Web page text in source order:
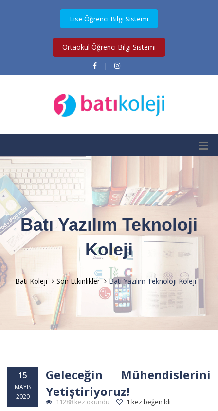
Lise Öğrenci Bilgi Sistemi
Ortaokul Öğrenci Bilgi Sistemi
|
Batı Yazılım Teknoloji
Koleji
Batı Koleji Son Etkinlikler Batı Yazılım Teknoloji Koleji
15
MAYIS
2020
Geleceğin Mühendislerini
Yetiştiriyoruz!
11288 kez okundu 1 kez beğenildi